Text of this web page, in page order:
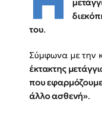
του.
Σύμφωνα με την
έκτακτης
που
άλλο ασθενή».